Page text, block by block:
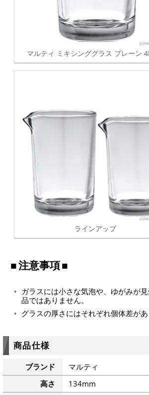
マルティ ミキシンググラス プレーン
ラインアップ
注意事項
ガラスには小さな気泡や、ゆがみが
品ではありません。
グラスの厚さにはそれぞれ個体差が
商品仕様
ブランド
マルティ
高さ
134mm